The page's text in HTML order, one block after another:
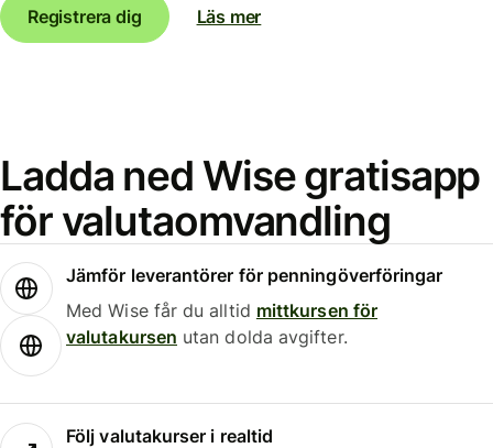
Registrera dig
Läs mer
Ladda ned Wise gratisapp
för valutaomvandling
Jämför leverantörer för penningöverföringar
Med Wise får du alltid mittkursen för
valutakursen utan dolda avgifter.
Följ valutakurser i realtid